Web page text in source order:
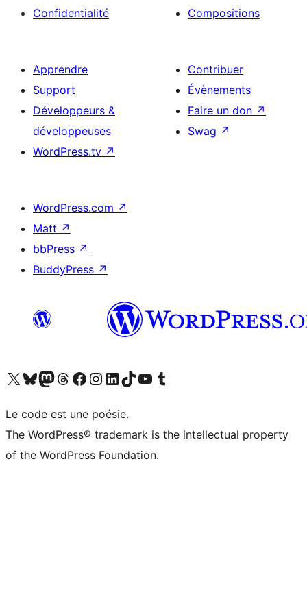
Confidentialité
Compositions
Apprendre
Support
Développeurs &
développeuses
WordPress.tv ↗
Contribuer
Évènements
Faire un don ↗
Swag ↗
WordPress.com ↗
Matt ↗
bbPress ↗
BuddyPress ↗
Visitez notre compte X (précédemment Twitter)
Visiter notre compte Bluesky
Visiter notre compte Mastodon
Visiter notre compte Threads
Consulter notre compte Facebook
Consulter notre compte Instagram
Consulter notre compte LinkedIn
Visiter notre compte TokTok
Visiter notre chaîne YouTube
Visiter notre compte Tumblr
Le code est une poésie.
The WordPress® trademark is the intellectual property
of the WordPress Foundation.